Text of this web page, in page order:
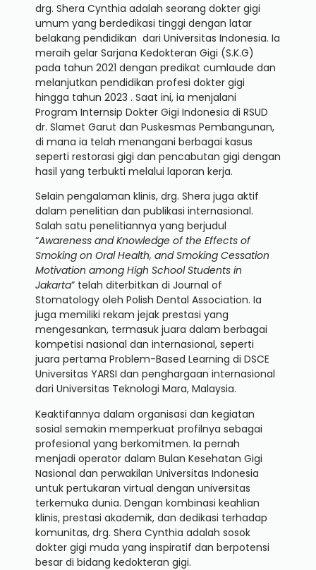
drg. Shera Cynthia adalah seorang dokter gigi
umum yang berdedikasi tinggi dengan latar
belakang pendidikan dari Universitas Indonesia. Ia
meraih gelar Sarjana Kedokteran Gigi (S.K.G)
pada tahun 2021 dengan predikat cumlaude dan
melanjutkan pendidikan profesi dokter gigi
hingga tahun 2023 . Saat ini, ia menjalani
Program Internsip Dokter Gigi Indonesia di RSUD
dr. Slamet Garut dan Puskesmas Pembangunan,
di mana ia telah menangani berbagai kasus
seperti restorasi gigi dan pencabutan gigi dengan
hasil yang terbukti melalui laporan kerja.
Selain pengalaman klinis, drg. Shera juga aktif
dalam penelitian dan publikasi internasional.
Salah satu penelitiannya yang berjudul
“Awareness and Knowledge of the Effects of
Smoking on Oral Health, and Smoking Cessation
Motivation among High School Students in
Jakarta” telah diterbitkan di Journal of
Stomatology oleh Polish Dental Association. Ia
juga memiliki rekam jejak prestasi yang
mengesankan, termasuk juara dalam berbagai
kompetisi nasional dan internasional, seperti
juara pertama Problem-Based Learning di DSCE
Universitas YARSI dan penghargaan internasional
dari Universitas Teknologi Mara, Malaysia.
Keaktifannya dalam organisasi dan kegiatan
sosial semakin memperkuat profilnya sebagai
profesional yang berkomitmen. Ia pernah
menjadi operator dalam Bulan Kesehatan Gigi
Nasional dan perwakilan Universitas Indonesia
untuk pertukaran virtual dengan universitas
terkemuka dunia. Dengan kombinasi keahlian
klinis, prestasi akademik, dan dedikasi terhadap
komunitas, drg. Shera Cynthia adalah sosok
dokter gigi muda yang inspiratif dan berpotensi
besar di bidang kedokteran gigi.